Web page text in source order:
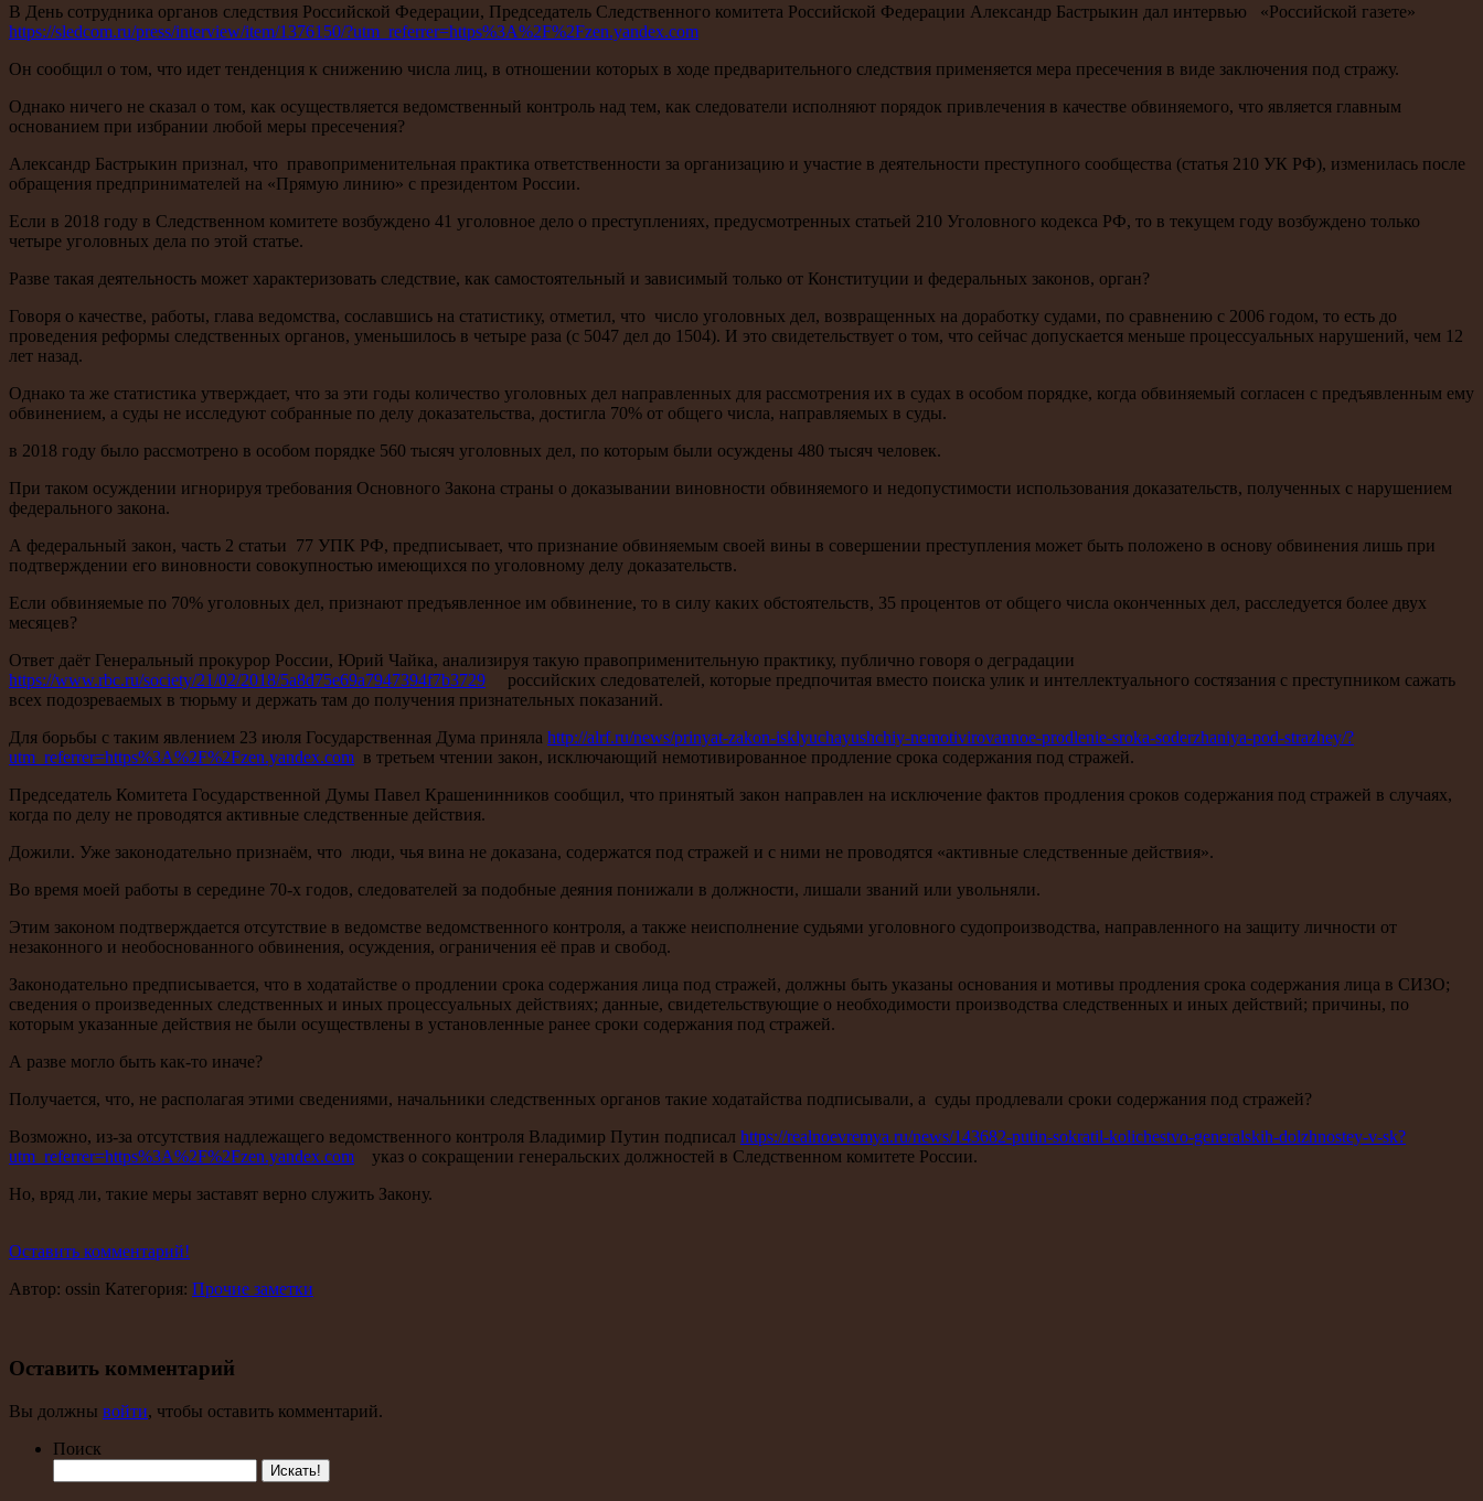
В День сотрудника органов следствия Российской Федерации, Председатель Следственного комитета Российской Федерации Александр Бастрыкин дал интервью «Российской газете»
https://sledcom.ru/press/interview/item/1376150/?utm_referrer=https%3A%2F%2Fzen.yandex.com
Он сообщил о том, что идет тенденция к снижению числа лиц, в отношении которых в ходе предварительного следствия применяется мера пресечения в виде заключения под стражу.
Однако ничего не сказал о том, как осуществляется ведомственный контроль над тем, как следователи исполняют порядок привлечения в качестве обвиняемого, что является главным
основанием при избрании любой меры пресечения?
Александр Бастрыкин признал, что правоприменительная практика ответственности за организацию и участие в деятельности преступного сообщества (статья 210 УК РФ), изменилась после
обращения предпринимателей на «Прямую линию» с президентом России.
Если в 2018 году в Следственном комитете возбуждено 41 уголовное дело о преступлениях, предусмотренных статьей 210 Уголовного кодекса РФ, то в текущем году возбуждено только
четыре уголовных дела по этой статье.
Разве такая деятельность может характеризовать следствие, как самостоятельный и зависимый только от Конституции и федеральных законов, орган?
Говоря о качестве, работы, глава ведомства, сославшись на статистику, отметил, что число уголовных дел, возвращенных на доработку судами, по сравнению с 2006 годом, то есть до
проведения реформы следственных органов, уменьшилось в четыре раза (с 5047 дел до 1504). И это свидетельствует о том, что сейчас допускается меньше процессуальных нарушений, чем 12
лет назад.
Однако та же статистика утверждает, что за эти годы количество уголовных дел направленных для рассмотрения их в судах в особом порядке, когда обвиняемый согласен с предъявленным ему
обвинением, а суды не исследуют собранные по делу доказательства, достигла 70% от общего числа, направляемых в суды.
в 2018 году было рассмотрено в особом порядке 560 тысяч уголовных дел, по которым были осуждены 480 тысяч человек.
При таком осуждении игнорируя требования Основного Закона страны о доказывании виновности обвиняемого и недопустимости использования доказательств, полученных с нарушением
федерального закона.
А федеральный закон, часть 2 статьи 77 УПК РФ, предписывает, что признание обвиняемым своей вины в совершении преступления может быть положено в основу обвинения лишь при
подтверждении его виновности совокупностью имеющихся по уголовному делу доказательств.
Если обвиняемые по 70% уголовных дел, признают предъявленное им обвинение, то в силу каких обстоятельств, 35 процентов от общего числа оконченных дел, расследуется более двух
месяцев?
Ответ даёт Генеральный прокурор России, Юрий Чайка, анализируя такую правоприменительную практику, публично говоря о деградации
https://www.rbc.ru/society/21/02/2018/5a8d75e69a7947394f7b3729 российских следователей, которые предпочитая вместо поиска улик и интеллектуального состязания с преступником сажать
всех подозреваемых в тюрьму и держать там до получения признательных показаний.
Для борьбы с таким явлением 23 июля Государственная Дума приняла http://alrf.ru/news/prinyat-zakon-isklyuchayushchiy-nemotivirovannoe-prodlenie-sroka-soderzhaniya-pod-strazhey/?
utm_referrer=https%3A%2F%2Fzen.yandex.com в третьем чтении закон, исключающий немотивированное продление срока содержания под стражей.
Председатель Комитета Государственной Думы Павел Крашенинников сообщил, что принятый закон направлен на исключение фактов продления сроков содержания под стражей в случаях,
когда по делу не проводятся активные следственные действия.
Дожили. Уже законодательно признаём, что люди, чья вина не доказана, содержатся под стражей и с ними не проводятся «активные следственные действия».
Во время моей работы в середине 70-х годов, следователей за подобные деяния понижали в должности, лишали званий или увольняли.
Этим законом подтверждается отсутствие в ведомстве ведомственного контроля, а также неисполнение судьями уголовного судопроизводства, направленного на защиту личности от
незаконного и необоснованного обвинения, осуждения, ограничения её прав и свобод.
Законодательно предписывается, что в ходатайстве о продлении срока содержания лица под стражей, должны быть указаны основания и мотивы продления срока содержания лица в СИЗО;
сведения о произведенных следственных и иных процессуальных действиях; данные, свидетельствующие о необходимости производства следственных и иных действий; причины, по
которым указанные действия не были осуществлены в установленные ранее сроки содержания под стражей.
А разве могло быть как-то иначе?
Получается, что, не располагая этими сведениями, начальники следственных органов такие ходатайства подписывали, а суды продлевали сроки содержания под стражей?
Возможно, из-за отсутствия надлежащего ведомственного контроля Владимир Путин подписал https://realnoevremya.ru/news/143682-putin-sokratil-kolichestvo-generalskih-dolzhnostey-v-sk?
utm_referrer=https%3A%2F%2Fzen.yandex.com указ о сокращении генеральских должностей в Следственном комитете России.
Но, вряд ли, такие меры заставят верно служить Закону.
Оставить комментарий!
Автор: ossin Категория: Прочие заметки
Оставить комментарий
Вы должны войти, чтобы оставить комментарий.
Поиск